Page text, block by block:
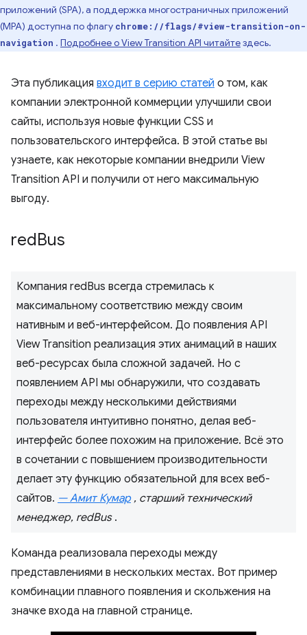
приложений (SPA), а поддержка многостраничных приложений
(MPA) доступна по флагу chrome://flags/#view-transition-on-
navigation . Подробнее о View Transition API читайтездесь.
Эта публикация входит в серию статей о том, как
компании электронной коммерции улучшили свои
сайты, используя новые функции CSS и
пользовательского интерфейса. В этой статье вы
узнаете, как некоторые компании внедрили View
Transition API и получили от него максимальную
выгоду.
redBus
Компания redBus всегда стремилась к
максимальному соответствию между своим
нативным и веб-интерфейсом. До появления API
View Transition реализация этих анимаций в наших
веб-ресурсах была сложной задачей. Но с
появлением API мы обнаружили, что создавать
переходы между несколькими действиями
пользователя интуитивно понятно, делая веб-
интерфейс более похожим на приложение. Всё это
в сочетании с повышением производительности
делает эту функцию обязательной для всех веб-
сайтов. — Амит Кумар, старший технический
менеджер, redBus.
Команда реализовала переходы между
представлениями в нескольких местах. Вот пример
комбинации плавного появления и скольжения на
значке входа на главной странице.